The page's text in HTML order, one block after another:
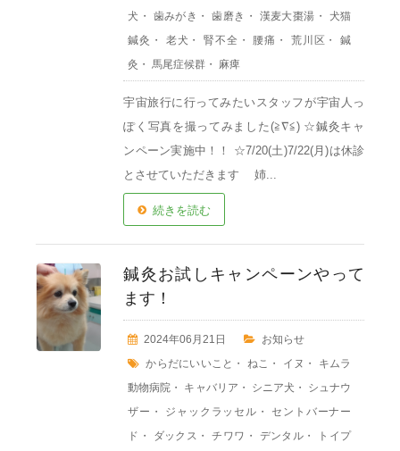
犬 ・ 歯みがき ・歯磨き ・ 漢麦大棗湯 ・ 犬猫
鍼灸 ・ 老犬 ・腎不全 ・ 腰痛 ・ 荒川区 ・鍼
灸 ・馬尾症候群 ・ 麻痺
宇宙旅行に行ってみたいスタッフが宇宙人っ
ぽく写真を撮ってみました(≧∇≦) ☆鍼灸キャ
ンペーン実施中！！ ☆7/20(土)7/22(月)は休診
とさせていただきます 姉...
続きを読む
鍼灸お試しキャンペーンやって
ます！
2024年06月21日
お知らせ
からだにいいこと ・ ねこ ・ イヌ ・ キムラ
動物病院 ・ キャバリア ・ シニア犬 ・ シュナウ
ザー ・ ジャックラッセル ・ セントバーナー
ド ・ ダックス ・チワワ ・ デンタル ・
トイプ